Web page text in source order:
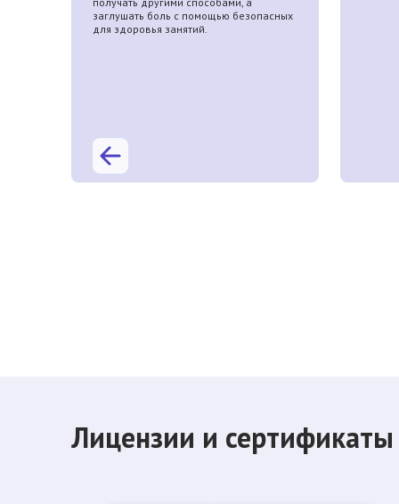
заглушать боль с помощью безопасных
для здоровья занятий.
Лицензии и сертификаты